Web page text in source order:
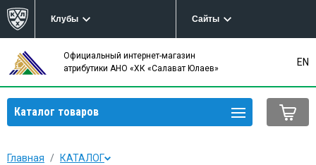
Клубы Сайты
Официальный интернет-магазин
атрибутики АНО «ХК «Салават Юлаев»
EN
Каталог товаров
Главная КАТАЛОГ